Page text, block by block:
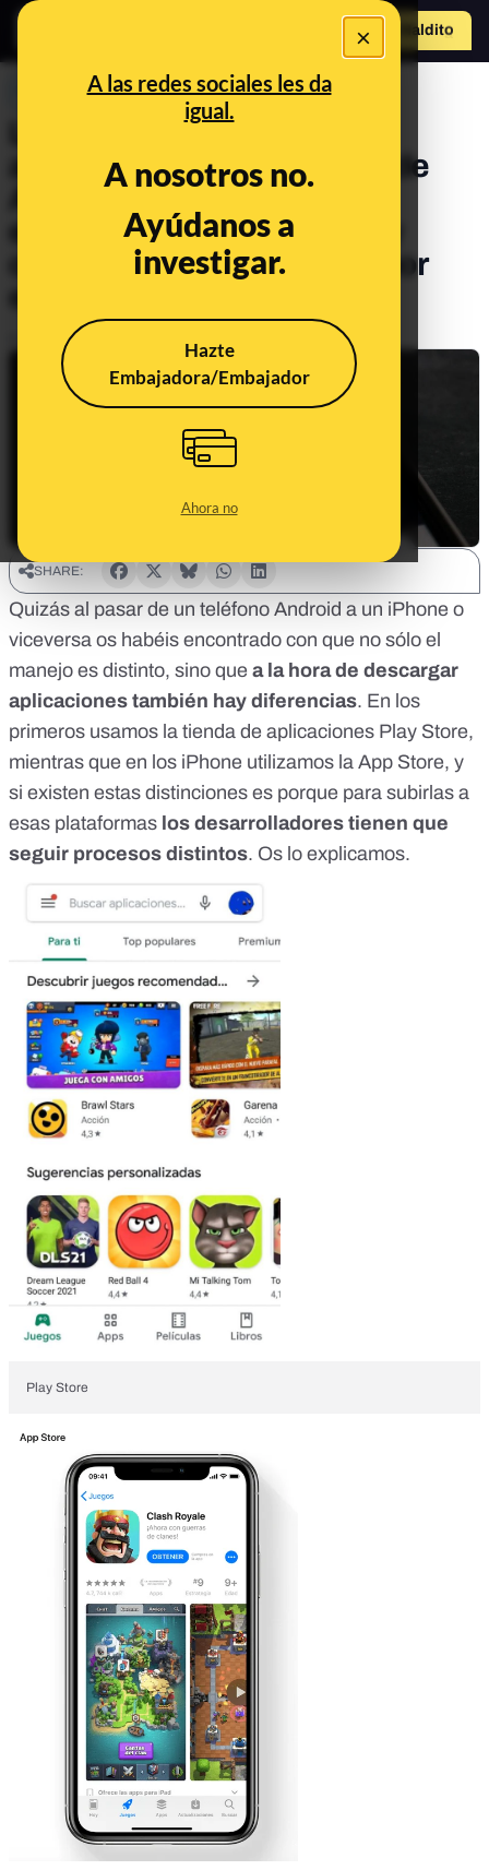
×
A las redes sociales les da
igual.
A nosotros no.
Ayúdanos a
investigar.
Hazte
Embajadora/Embajador
Ahora no
Hazte Maldito
PREBUNKING
Las diferencias entre
aplicaciones de Android y de
Apple: por qué a veces no
encontramos las mismas y
otras tenemos que pagar por
ellas
Publicado el
SHARE:
Quizás al pasar de un teléfono Android a un iPhone o
viceversa os habéis encontrado con que no sólo el
manejo es distinto, sino que a la hora de descargar
aplicaciones también hay diferencias. En los
primeros usamos la tienda de aplicaciones Play Store,
mientras que en los iPhone utilizamos la App Store, y
si existen estas distinciones es porque para subirlas a
esas plataformas los desarrolladores tienen que
seguir procesos distintos. Os lo explicamos.
Play Store